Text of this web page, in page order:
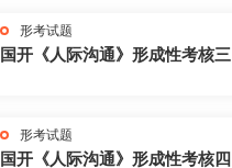
形考试题
国开《人际沟通》形成性考核三
形考试题
国开《人际沟通》形成性考核四